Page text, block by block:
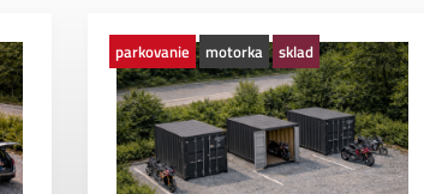
parkovanie motorka sklad